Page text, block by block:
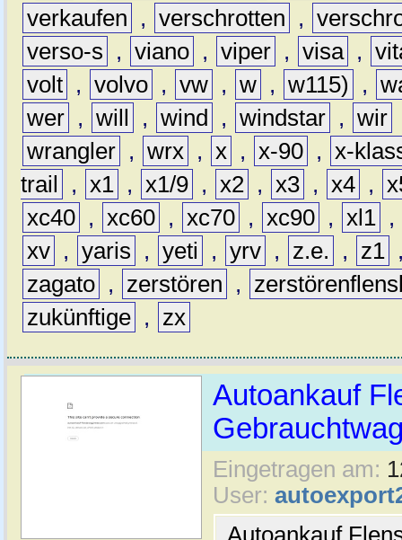
verkaufen
, verschrotten ,
verso-s
, viano , viper , visa ,
volt , volvo , vw , w , w115) ,
wer , will , wind , windstar , wir
wrangler , wrx , x , x-90 , x-
trail
, x1 , x1/9 , x2 , x3 , x4 ,
xc40 , xc60 , xc70 , xc90 , xl1 ,
xv , yaris , yeti , yrv , z.e. , z1
zagato , zerstören ,
zukünftige , zx
Autoankauf
Eingetragen am:
User:
Autoankauf